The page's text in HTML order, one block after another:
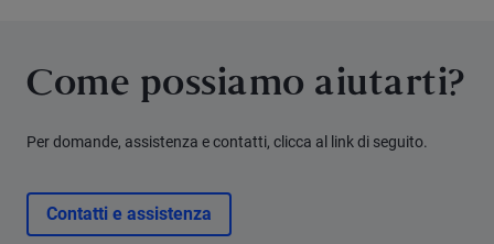
Come possiamo aiutarti?
Per domande, assistenza e contatti, clicca al link di seguito.
Contatti e assistenza